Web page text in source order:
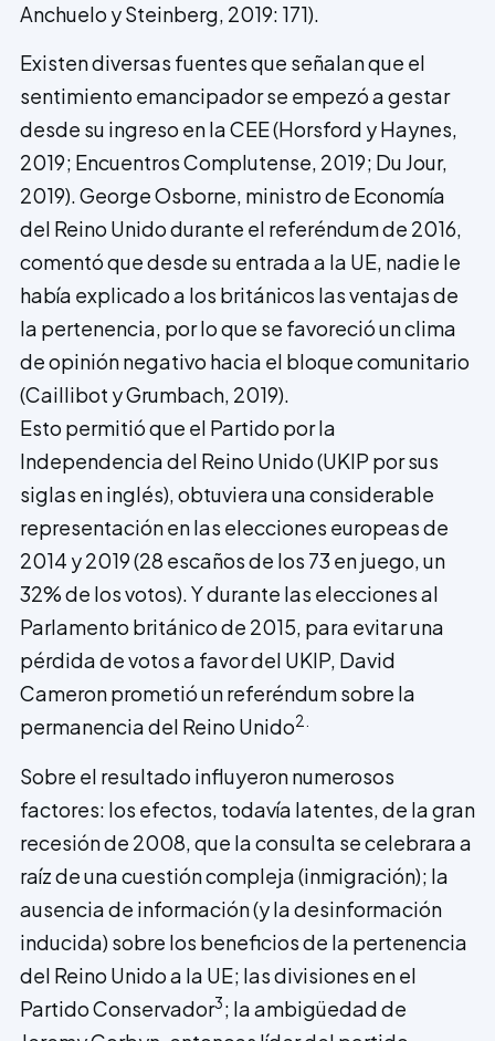
Anchuelo y Steinberg, 2019: 171).
Existen diversas fuentes que señalan que el
sentimiento emancipador se empezó a gestar
desde su ingreso en la CEE (Horsford y Haynes,
2019; Encuentros Complutense, 2019; Du Jour,
2019). George Osborne, ministro de Economía
del Reino Unido durante el referéndum de 2016,
comentó que desde su entrada a la UE, nadie le
había explicado a los británicos las ventajas de
la pertenencia, por lo que se favoreció un clima
de opinión negativo hacia el bloque comunitario
(Caillibot y Grumbach, 2019).
Esto permitió que el Partido por la
Independencia del Reino Unido (UKIP por sus
siglas en inglés), obtuviera una considerable
representación en las elecciones europeas de
2014 y 2019 (28 escaños de los 73 en juego, un
32% de los votos). Y durante las elecciones al
Parlamento británico de 2015, para evitar una
pérdida de votos a favor del UKIP, David
Cameron prometió un referéndum sobre la
permanencia del Reino Unido2.
Sobre el resultado influyeron numerosos
factores: los efectos, todavía latentes, de la gran
recesión de 2008, que la consulta se celebrara a
raíz de una cuestión compleja (inmigración); la
ausencia de información (y la desinformación
inducida) sobre los beneficios de la pertenencia
del Reino Unido a la UE; las divisiones en el
Partido Conservador3; la ambigüedad de